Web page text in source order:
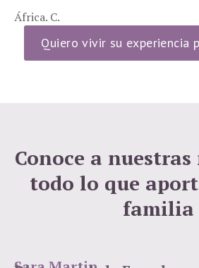
África. C.
Quiero vivir su experiencia
Conoce a
todo lo que
familia